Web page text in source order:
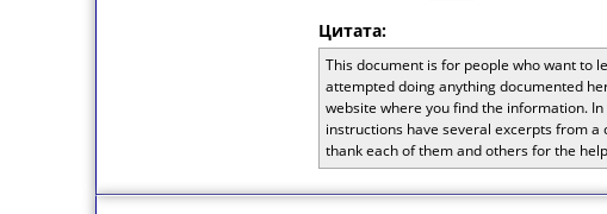
Цитата:
This document is for people who want to
attempted doing anything documented
website where you find the information.
instructions have several excerpts from a
thank each of them and others for the